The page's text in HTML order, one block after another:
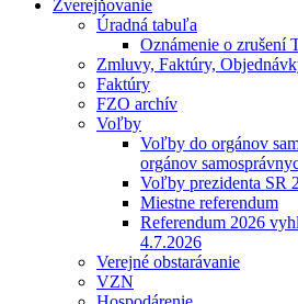
Zverejňovanie
Úradná tabuľa
Oznámenie o zrušení
Zmluvy, Faktúry,
Faktúry
FZO archív
Voľby
Voľby do orgánov
orgánov
Voľby prezidenta SR
Miestne referendum
Referendum 2026
4.7.2026
Verejné obstarávanie
VZN